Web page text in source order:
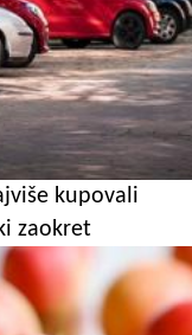
kupovali
zaokret